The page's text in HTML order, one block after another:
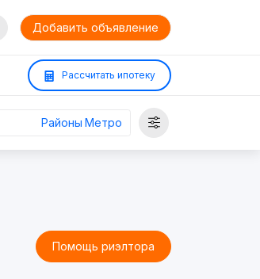
Добавить объявление
Рассчитать ипотеку
Районы Метро
Помощь риэлтора